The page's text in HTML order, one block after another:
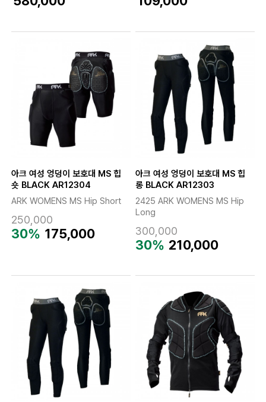
아크 여성 엉덩이 보호대 MS 힙
숏 BLACK AR12304
ARK WOMENS MS Hip Short
250,000
30% 175,000
아크 여성 엉덩이 보호대 MS 힙
롱 BLACK AR12303
2425 ARK WOMENS MS Hip
Long
300,000
30% 210,000